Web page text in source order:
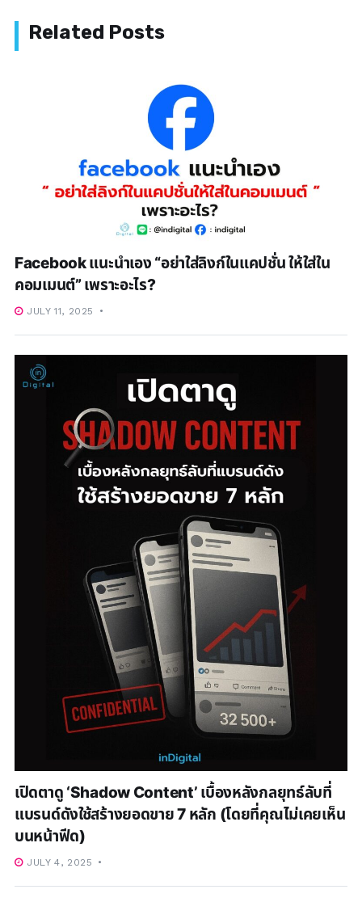
Facebook แนะนำเอง “อย่าใส่ลิงก์ในแคปชั่น ให้ใส่ใน
คอมเมนต์” เพราะอะไร?
JULY 11, 2025
เปิดตาดู ‘Shadow Content’ เบื้องหลังกลยุทธ์ลับที่
แบรนด์ดังใช้สร้างยอดขาย 7 หลัก (โดยที่คุณไม่เคยเห็น
บนหน้าฟีด)
JULY 4, 2025